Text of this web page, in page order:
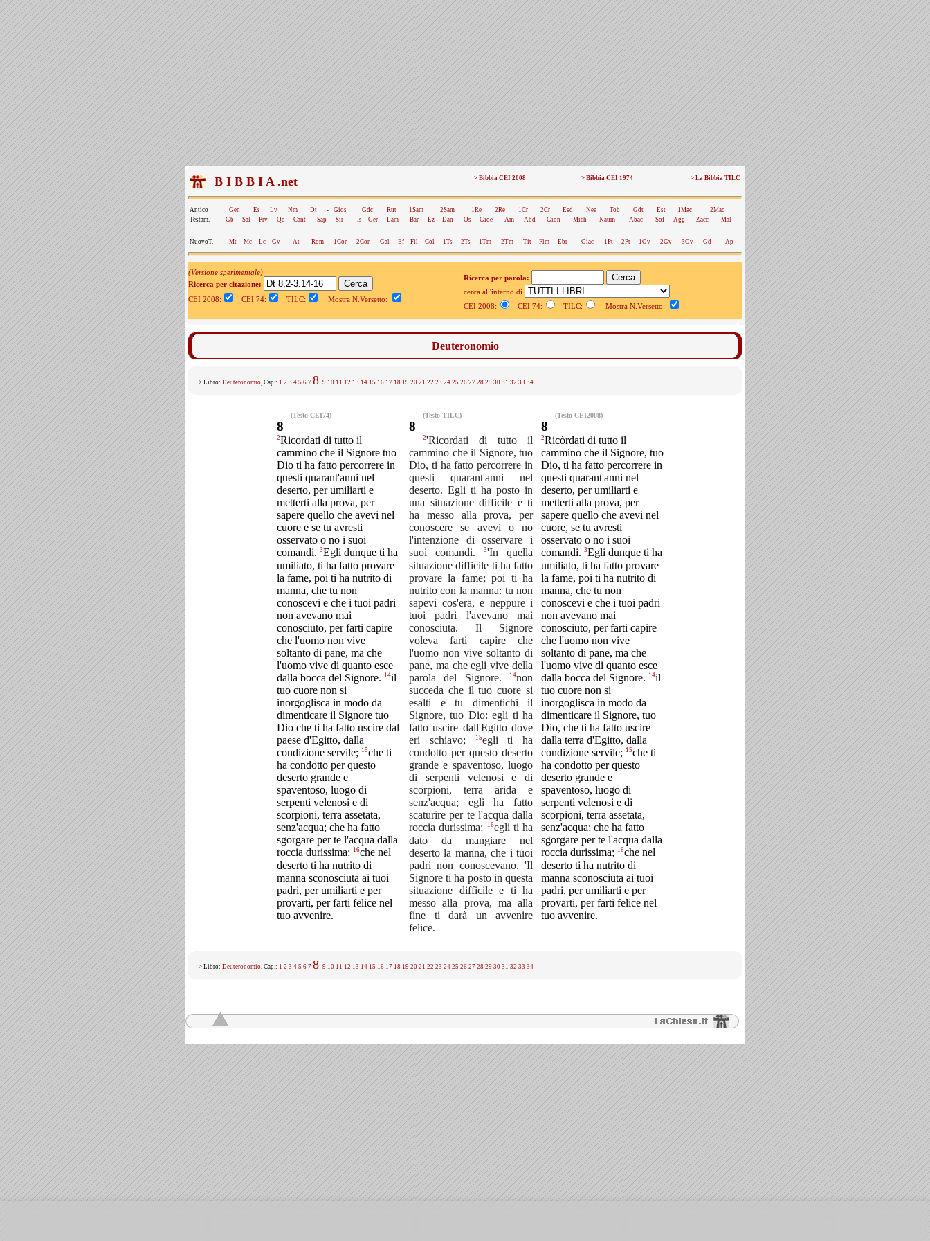
B I B B I A .net > Bibbia CEI 2008 > Bibbia CEI 1974 > La Bibbia TILC
Antico Gen Es Lv Nm Dt - Gios Gdc Rut 1Sam 2Sam 1Re 2Re 1Cr 2Cr Esd Nee Tob Gdt Est 1Mac
2Mac
Testam.
Gb Sal Prv Qo Cant Sap Sir - Is Ger Lam Bar Ez Dan Os Gioe Am Abd Gion Mich Naum Abac Sof Agg Zacc Mal
NuovoT. Mt Mc Lc Gv - At - Rom 1Cor 2Cor Gal Ef Fil Col 1Ts 2Ts 1Tm 2Tm Tit Flm Ebr - Giac 1Pt 2Pt 1Gv 2Gv 3Gv Gd - Ap
(Versione sperimentale)
Ricerca per citazione:
CEI 2008:
CEI 74: TILC: Mostra N.Versetto:
Ricerca per parola:
cerca all'interno di
CEI 2008:
CEI 74: TILC: Mostra N.Versetto:
Deuteronomio
> Libro: Deuteronomio, Cap.: 1 2 3 4 5 6 7 8 9 10 11 12 13 14 15 16 17 18 19 20 21 22 23 24 25 26 27 28 29 30 31 32 33 34
(Testo CEI74)
8
2Ricordati di tutto il
cammino che il Signore tuo
Dio ti ha fatto percorrere in
questi quarant'anni nel
deserto, per umiliarti e
metterti alla prova, per
sapere quello che avevi nel
cuore e se tu avresti
osservato o no i suoi
comandi. 3Egli dunque ti ha
umiliato, ti ha fatto provare
la fame, poi ti ha nutrito di
manna, che tu non
conoscevi e che i tuoi padri
non avevano mai
conosciuto, per farti capire
che l'uomo non vive
soltanto di pane, ma che
l'uomo vive di quanto esce
dalla bocca del Signore. 14il
tuo cuore non si
inorgoglisca in modo da
dimenticare il Signore tuo
Dio che ti ha fatto uscire dal
paese d'Egitto, dalla
condizione servile; 15che ti
ha condotto per questo
deserto grande e
spaventoso, luogo di
serpenti velenosi e di
scorpioni, terra assetata,
senz'acqua; che ha fatto
sgorgare per te l'acqua dalla
roccia durissima; 16che nel
deserto ti ha nutrito di
manna sconosciuta ai tuoi
padri, per umiliarti e per
provarti, per farti felice nel
tuo avvenire.
(Testo TILC)
8
2'Ricordati di tutto il
cammino che il Signore, tuo
Dio, ti ha fatto percorrere in
questi quarant'anni nel
deserto. Egli ti ha posto in
una situazione difficile e ti
ha messo alla prova, per
conoscere se avevi o no
l'intenzione di osservare i
suoi comandi.
3'In quella
situazione difficile ti ha fatto
provare la fame; poi ti ha
nutrito con la manna: tu non
sapevi cos'era, e neppure i
tuoi padri l'avevano mai
conosciuta. Il Signore
voleva farti capire che
l'uomo non vive soltanto di
pane, ma che egli vive della
parola del Signore.
14non
succeda che il tuo cuore si
esalti e tu dimentichi il
Signore, tuo Dio: egli ti ha
fatto uscire dall'Egitto dove
eri schiavo;
15egli ti ha
condotto per questo deserto
grande e spaventoso, luogo
di serpenti velenosi e di
scorpioni, terra arida e
senz'acqua; egli ha fatto
scaturire per te l'acqua dalla
roccia durissima;
16egli ti ha
dato da mangiare nel
deserto la manna, che i tuoi
padri non conoscevano. 'Il
Signore ti ha posto in questa
situazione difficile e ti ha
messo alla prova, ma alla
fine ti darà un avvenire
felice.
(Testo CEI2008)
8
2Ricòrdati di tutto il
cammino che il Signore, tuo
Dio, ti ha fatto percorrere in
questi quarant'anni nel
deserto, per umiliarti e
metterti alla prova, per
sapere quello che avevi nel
cuore, se tu avresti
osservato o no i suoi
comandi. 3Egli dunque ti ha
umiliato, ti ha fatto provare
la fame, poi ti ha nutrito di
manna, che tu non
conoscevi e che i tuoi padri
non avevano mai
conosciuto, per farti capire
che l'uomo non vive
soltanto di pane, ma che
l'uomo vive di quanto esce
dalla bocca del Signore. 14il
tuo cuore non si
inorgoglisca in modo da
dimenticare il Signore, tuo
Dio, che ti ha fatto uscire
dalla terra d'Egitto, dalla
condizione servile; 15che ti
ha condotto per questo
deserto grande e
spaventoso, luogo di
serpenti velenosi e di
scorpioni, terra assetata,
senz'acqua; che ha fatto
sgorgare per te l'acqua dalla
roccia durissima; 16che nel
deserto ti ha nutrito di
manna sconosciuta ai tuoi
padri, per umiliarti e per
provarti, per farti felice nel
tuo avvenire.
> Libro: Deuteronomio, Cap.: 1 2 3 4 5 6 7 8 9 10 11 12 13 14 15 16 17 18 19 20 21 22 23 24 25 26 27 28 29 30 31 32 33 34